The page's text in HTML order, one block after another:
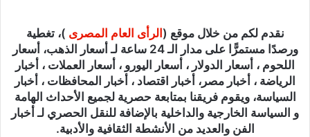
نقدم لكم من خلال موقع ( الرأى العام المصرى )، تغطية
ورصدًا مستمرًّا على مدار الـ 24 ساعة لـ أسعار الذهب، أسعار
اللحوم ، أسعار الدولار ، أسعار اليورو ، أسعار العملات ، أخبار
الرياضة ، أخبار مصر، أخبار اقتصاد ، أخبار المحافظات ، أخبار
السياسة، ويقوم فريقنا بمتابعة حصرية لجميع الأحداث الهامة
و السياسة الخارجية والداخلية بالإضافة للنقل الحصري لـ أخبار
الفن والعديد من الأنشطة الثقافية والأدبية.